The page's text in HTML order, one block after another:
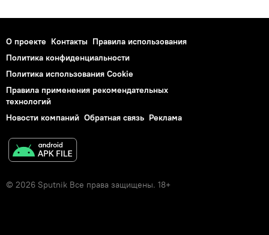
О проекте Контакты Правила использования
Политика конфиденциальности
Политика использования Cookie
Правила применения рекомендательных
технологий
Новости компаний Обратная связь Реклама
© 2026 Sputnik Все права защищены. 18+